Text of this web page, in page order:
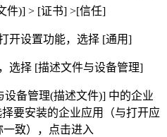
件)] > [证书] >[信任]
开设置功能，选择 [通用]
选择 [描述文件与设备管理]
设备管理(描述文件)] 中的企业
要安装的企业应用（与打开应
致），点击进入